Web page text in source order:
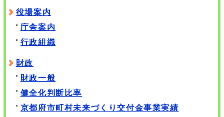
役場案内
庁舎案内
行政組織
財政
財政一般
健全化判断比率
京都府市町村未来づくり交付金事業実績